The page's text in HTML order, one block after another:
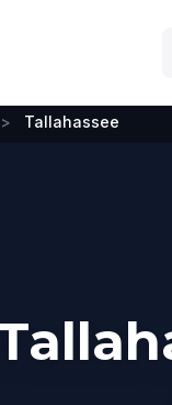
> Tallahassee